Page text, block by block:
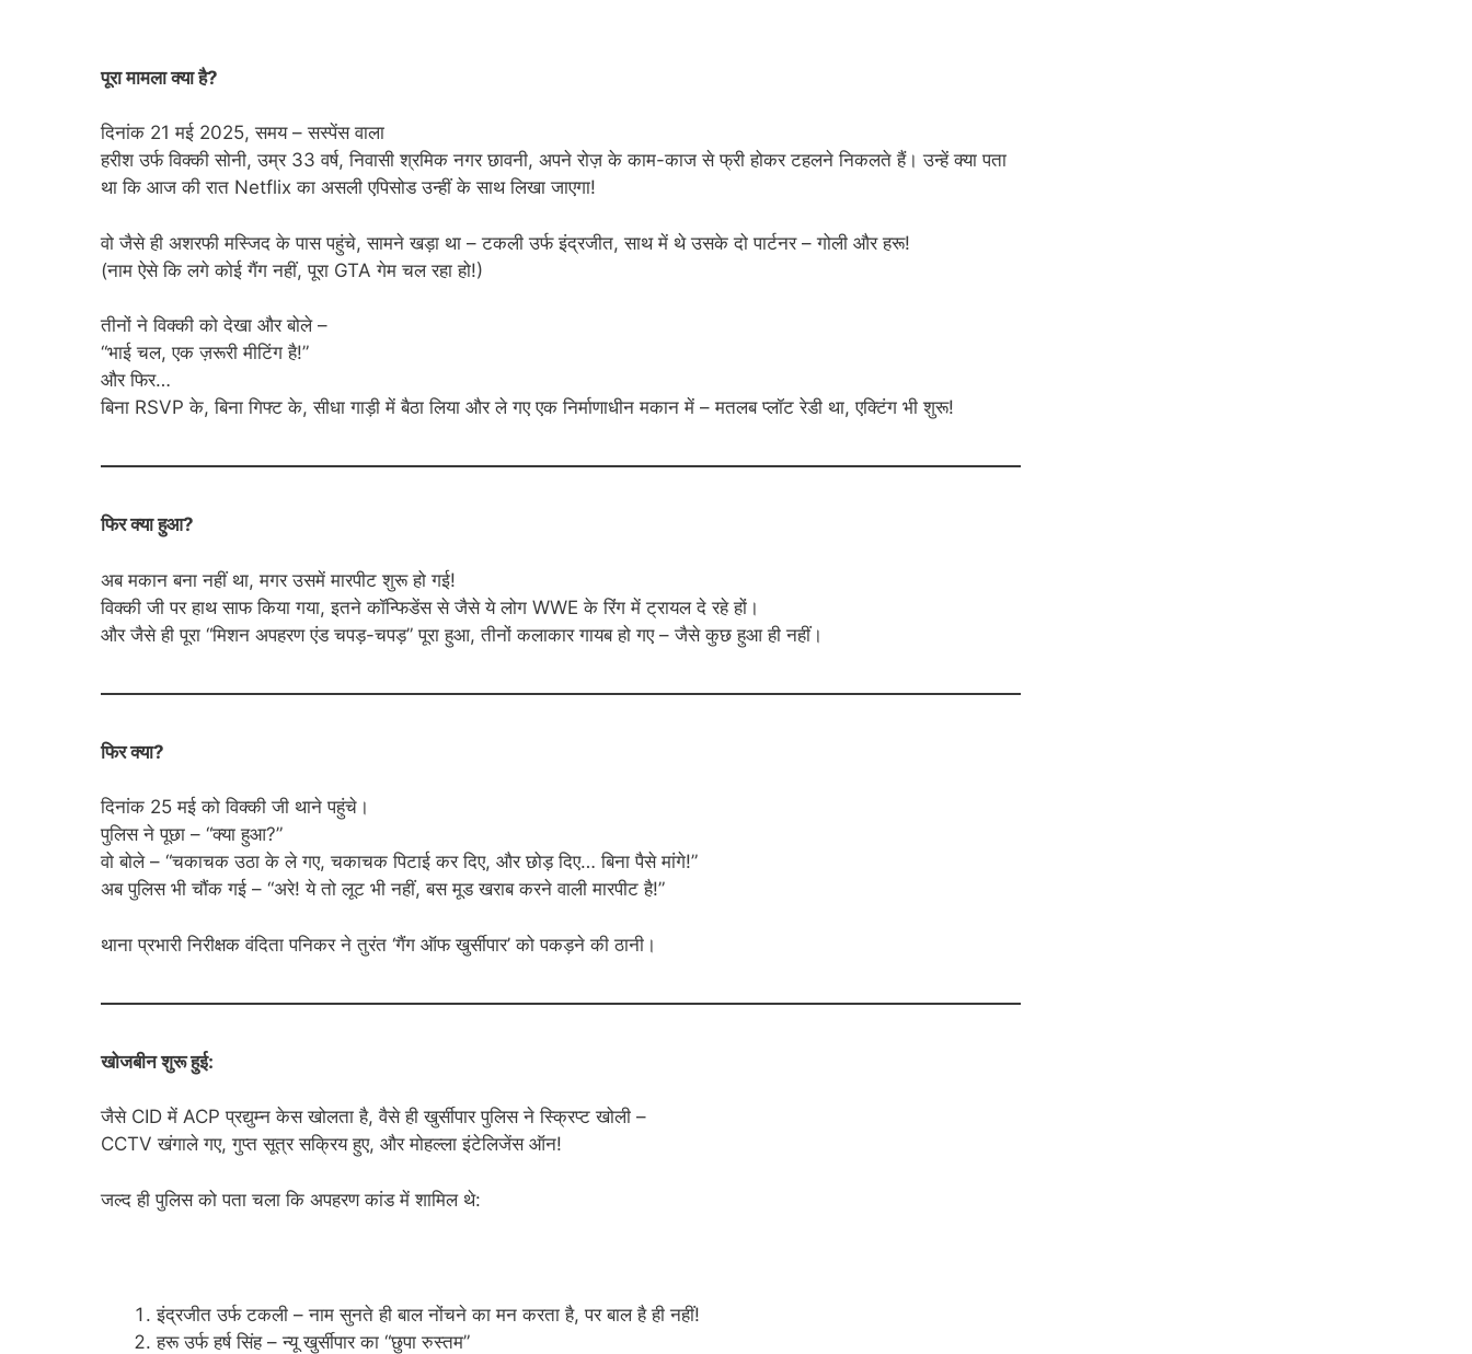
पूरा मामला क्या है?
दिनांक 21 मई 2025, समय – सस्पेंस वाला
हरीश उर्फ विक्की सोनी, उम्र 33 वर्ष, निवासी श्रमिक नगर छावनी, अपने रोज़ के काम-काज से फ्री होकर टहलने निकलते हैं। उन्हें क्या पता
था कि आज की रात Netflix का असली एपिसोड उन्हीं के साथ लिखा जाएगा!
वो जैसे ही अशरफी मस्जिद के पास पहुंचे, सामने खड़ा था – टकली उर्फ इंद्रजीत, साथ में थे उसके दो पार्टनर – गोली और हरू!
(नाम ऐसे कि लगे कोई गैंग नहीं, पूरा GTA गेम चल रहा हो!)
तीनों ने विक्की को देखा और बोले –
“भाई चल, एक ज़रूरी मीटिंग है!”
और फिर…
बिना RSVP के, बिना गिफ्ट के, सीधा गाड़ी में बैठा लिया और ले गए एक निर्माणाधीन मकान में – मतलब प्लॉट रेडी था, एक्टिंग भी शुरू!
फिर क्या हुआ?
अब मकान बना नहीं था, मगर उसमें मारपीट शुरू हो गई!
विक्की जी पर हाथ साफ किया गया, इतने कॉन्फिडेंस से जैसे ये लोग WWE के रिंग में ट्रायल दे रहे हों।
और जैसे ही पूरा “मिशन अपहरण एंड चपड़-चपड़” पूरा हुआ, तीनों कलाकार गायब हो गए – जैसे कुछ हुआ ही नहीं।
फिर क्या?
दिनांक 25 मई को विक्की जी थाने पहुंचे।
पुलिस ने पूछा – “क्या हुआ?”
वो बोले – “चकाचक उठा के ले गए, चकाचक पिटाई कर दिए, और छोड़ दिए… बिना पैसे मांगे!”
अब पुलिस भी चौंक गई – “अरे! ये तो लूट भी नहीं, बस मूड खराब करने वाली मारपीट है!”
थाना प्रभारी निरीक्षक वंदिता पनिकर ने तुरंत ‘गैंग ऑफ खुर्सीपार’ को पकड़ने की ठानी।
खोजबीन शुरू हुई:
जैसे CID में ACP प्रद्युम्न केस खोलता है, वैसे ही खुर्सीपार पुलिस ने स्क्रिप्ट खोली –
CCTV खंगाले गए, गुप्त सूत्र सक्रिय हुए, और मोहल्ला इंटेलिजेंस ऑन!
जल्द ही पुलिस को पता चला कि अपहरण कांड में शामिल थे:
इंद्रजीत उर्फ टकली – नाम सुनते ही बाल नोंचने का मन करता है, पर बाल है ही नहीं!
हरू उर्फ हर्ष सिंह – न्यू खुर्सीपार का “छुपा रुस्तम”